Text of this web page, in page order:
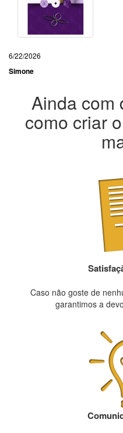
6/22/2026
Simone
Ainda com
como criar
Caso não goste de
garantimos a